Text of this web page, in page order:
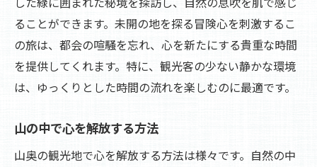
ることができます。未開の地を探る冒険心を刺激するこ
の旅は、都会の喧騒を忘れ、心を新たにする貴重な時間
を提供してくれます。特に、観光客の少ない静かな環境
は、ゆっくりとした時間の流れを楽しむのに最適です。
山の中で心を解放する方法
山奥の観光地で心を解放する方法は様々です。自然の中